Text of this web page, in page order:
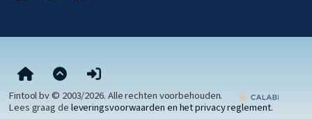
Fintool bv © 2003/2026. Alle rechten voorbehouden.
Lees graag deleveringsvoorwaarden en het privacy reglement.